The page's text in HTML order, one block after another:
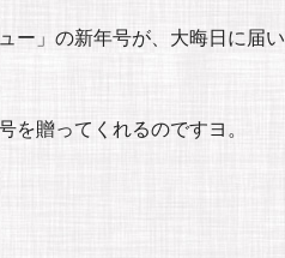
ー」の新年号が、大晦日に届い
贈ってくれるのですヨ。